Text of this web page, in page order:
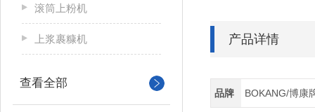
滚筒上粉机
上浆裹糠机
查看全部
产品详情
品牌 BOKANG/博康